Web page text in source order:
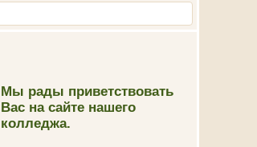
Мы рады приветствовать
Вас на сайте нашего
колледжа.